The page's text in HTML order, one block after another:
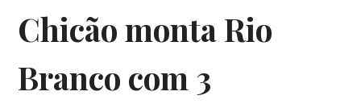
Chicão monta Rio
Branco com 3